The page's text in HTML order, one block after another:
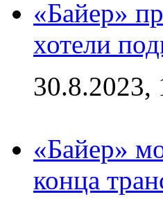
«Байер»
хотели
30.8.2023,
«Байер»
конца